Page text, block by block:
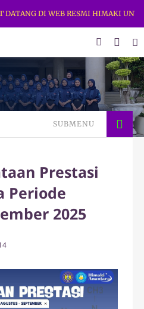
DI WEB RESMI HIMAKI UNY.
SUBMENU
Prestasi
Periode
2025